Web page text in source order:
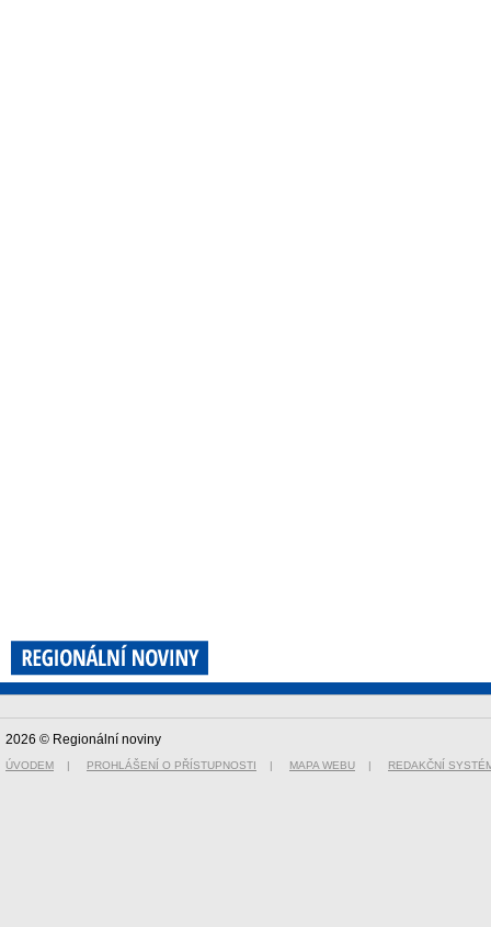
2026 © Regionální noviny
ÚVODEM | PROHLÁŠENÍ O PŘÍSTUPNOSTI | MAPA WEBU | REDAKČNÍ